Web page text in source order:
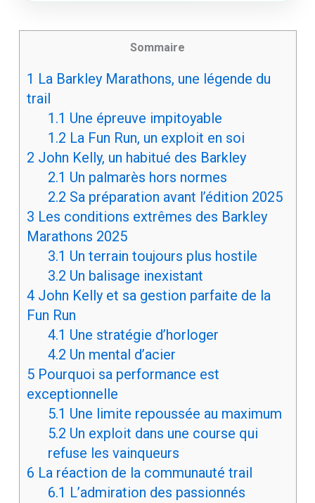
Sommaire
1 La Barkley Marathons, une légende du
trail
1.1 Une épreuve impitoyable
1.2 La Fun Run, un exploit en soi
2 John Kelly, un habitué des Barkley
2.1 Un palmarès hors normes
2.2 Sa préparation avant l’édition 2025
3 Les conditions extrêmes des Barkley
Marathons 2025
3.1 Un terrain toujours plus hostile
3.2 Un balisage inexistant
4John Kelly et sa gestion parfaite de la
Fun Run
4.1 Une stratégie d’horloger
4.2 Un mental d’acier
5Pourquoi sa performance est
exceptionnelle
5.1 Une limite repoussée au maximum
5.2 Un exploit dans une course qui
refuse les vainqueurs
6 La réaction de la communauté trail
6.1 L’admiration des passionnés